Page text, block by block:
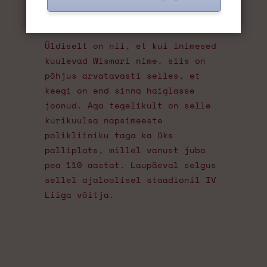
oktoober 26, 2025Eesti
Üldiselt on nii, et kui inimesed
kuulevad Wismari nime, siis on
põhjus arvatavasti selles, et
keegi on end sinna haiglasse
joonud. Aga tegelikult on selle
kurikuulsa napsimeeste
polikliiniku taga ka üks
palliplats, millel vanust juba
pea 110 aastat. Laupäeval selgus
sellel ajaloolisel staadionil IV
Liiga võitja.